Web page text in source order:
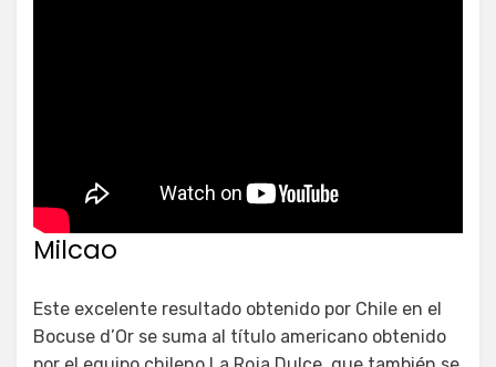
Milcao
Este excelente resultado obtenido por Chile en el
Bocuse d’Or se suma al título americano obtenido